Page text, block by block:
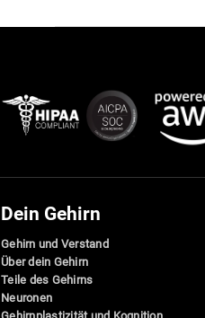
Dein Gehirn
Gehirn und Verstand
Über dein Gehirn
Teile des Gehirns
Neuronen